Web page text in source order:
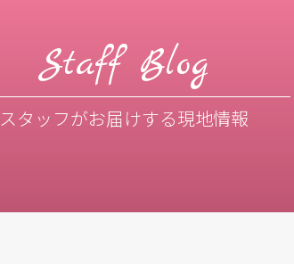
Staff Blog
スタッフがお届けする現地情報